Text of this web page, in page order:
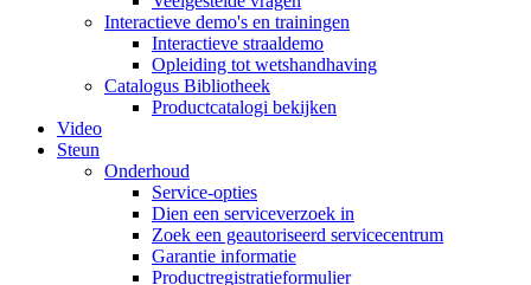
Interactieve demo's en trainingen
Interactieve straaldemo
Opleiding tot wetshandhaving
Catalogus Bibliotheek
Productcatalogi bekijken
Video
Steun
Onderhoud
Service-opties
Dien een serviceverzoek in
Zoek een geautoriseerd servicecentrum
Garantie informatie
Productregistratieformulier